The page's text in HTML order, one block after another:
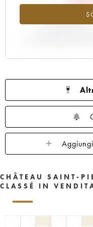
-9.79%
CHÂTEAU SAINT-
CLASSÉ IN